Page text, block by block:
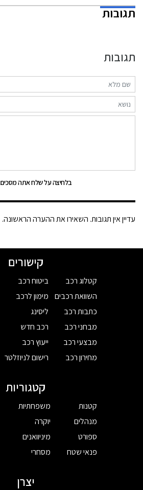
תגובות
תגובות
בלחיצה על שלח אתה מסכים
עדיין אין תגובות. השאירו את ההערה הראשונה.
קישורים
קטלוג רכב
השוואת רכבים
כתבות רכב
מבחני רכב
מבצעי רכב
מחירון רכב
ביטוח רכב
מימון לרכב
ליסינג
רכב חדש
ייעוץ רכב
רישום לניוזלטר
קטגוריות
קטנות
מנהלים
ספורט
פנאי שטח
משפחתיות
יוקרה
מיניוואנים
מסחרי
יצרן